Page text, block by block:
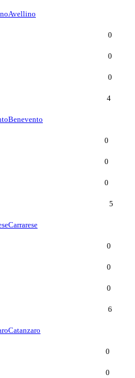
Avellino
0
0
0
4
Benevento
0
0
0
5
Carrarese
0
0
0
6
Catanzaro
0
0